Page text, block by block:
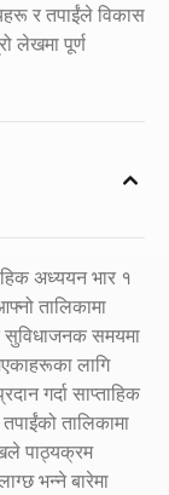
र तपाईंले विकास
लेखमा पूर्ण
अध्ययन भार १
तालिकामा
सुविधाजनक समयमा
लागि
गर्दा साप्ताहिक
तालिकामा
पाठ्यक्रम
भन्ने बारेमा